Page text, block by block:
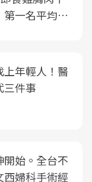
一名平均一
上年輕人！醫
三件事
開始。全台不
婦科手術經